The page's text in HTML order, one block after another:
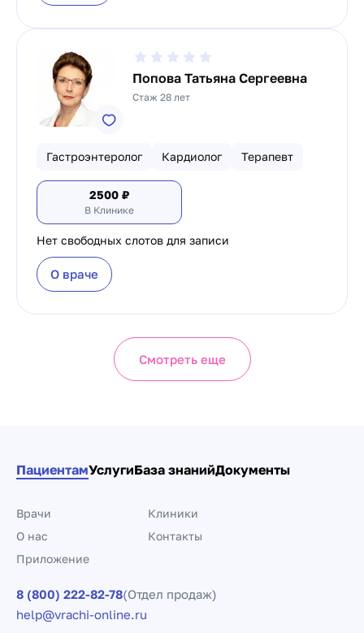
Попова Татьяна Сергеевна
Стаж 28 лет
Гастроэнтеролог Кардиолог Терапевт
2500 ₽
В Клинике
Нет свободных слотов для записи
О враче
Смотреть еще
ПациентамУслугиБаза знанийДокументы
Врачи
Клиники
О нас
Контакты
Приложение
8 (800) 222-82-78(Отдел продаж)
help@vrachi-online.ru